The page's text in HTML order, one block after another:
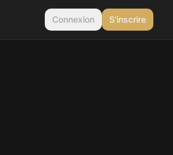
Connexion S'inscrire